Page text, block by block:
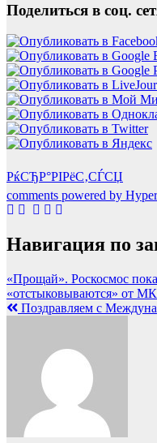
Поделиться в соц.
РќСЂР°РІРёС‚СЃСЏ
comments powered by
Навигация по
«Прощай». Роскосмос
«отстыковываются» от
Поздравляем с